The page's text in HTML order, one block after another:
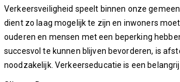
Verkeersveiligheid speelt binnen onze
dient zo laag mogelijk te zijn en inwoners
ouderen en mensen met een beperking
succesvol te kunnen blijven bevorderen, is
noodzakelijk. Verkeerseducatie is een